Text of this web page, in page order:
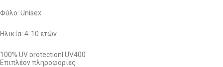
Φύλο: Unisex
Ηλικία: 4-10 ετών
100% UV protection| UV400
Επιπλέον πληροφορίες